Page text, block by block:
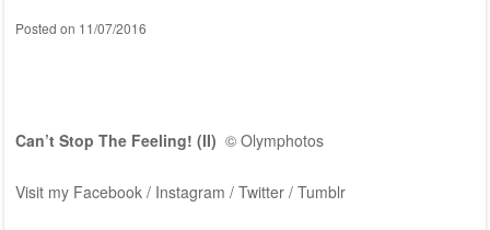
Posted on 11/07/2016
Can’t Stop The Feeling! (II) © Olymphotos
Visit my Facebook / Instagram / Twitter / Tumblr